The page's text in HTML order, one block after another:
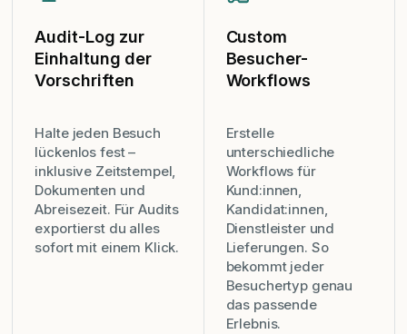
Audit-Log zur
Einhaltung der
Vorschriften
Halte jeden Besuch
lückenlos fest –
inklusive Zeitstempel,
Dokumenten und
Abreisezeit. Für Audits
exportierst du alles
sofort mit einem Klick.
Custom
Besucher-
Workflows
Erstelle
unterschiedliche
Workflows für
Kund:innen,
Kandidat:innen,
Dienstleister und
Lieferungen. So
bekommt jeder
Besuchertyp genau
das passende
Erlebnis.